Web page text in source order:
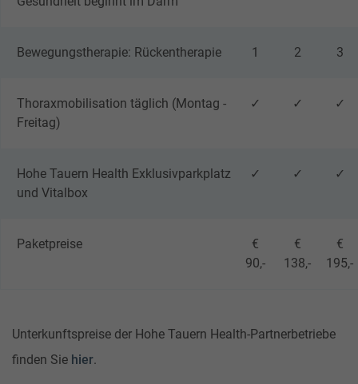
Ausrüstung
dabei die gesunden, natürlichen Aerosole tief
Bewegungstherapie: Rückentherapie 1 2 3
Thoraxmobilisation täglich (Montag -
Freitag)
✓ ✓ ✓
Hohe Tauern Health Exklusivparkplatz
und Vitalbox
✓ ✓ ✓
Paketpreise
€
90,-
€
138,-
€
195,-
Unterkunftspreise der Hohe Tauern Health-Partnerbetriebe
finden Sie hier.